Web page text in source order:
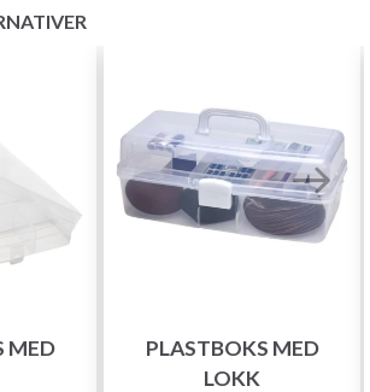
MED
PLASTBOKS MED
LOKK